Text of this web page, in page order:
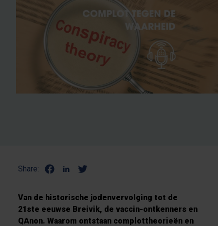
Share:
Van de historische jodenvervolging tot de
21ste eeuwse Breivik, de vaccin-ontkenners en
QAnon. Waarom ontstaan complottheorieën en